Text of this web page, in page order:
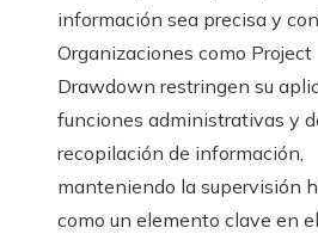
información sea precisa y
Organizaciones como Project
Drawdown restringen su
funciones administrativas y
recopilación de información,
manteniendo la supervisión
como un elemento clave en